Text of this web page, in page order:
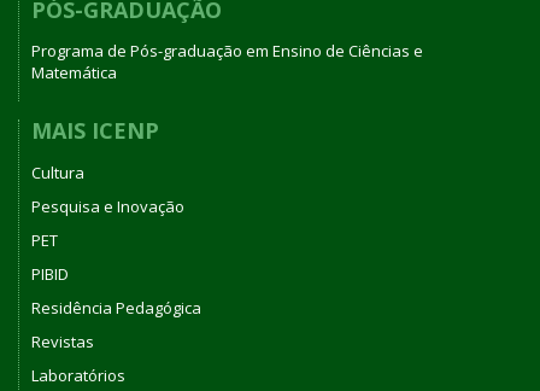
PÓS-GRADUAÇÃO
Programa de Pós-graduação em Ensino de Ciências e
Matemática
MAIS ICENP
Cultura
Pesquisa e Inovação
PET
PIBID
Residência Pedagógica
Revistas
Laboratórios